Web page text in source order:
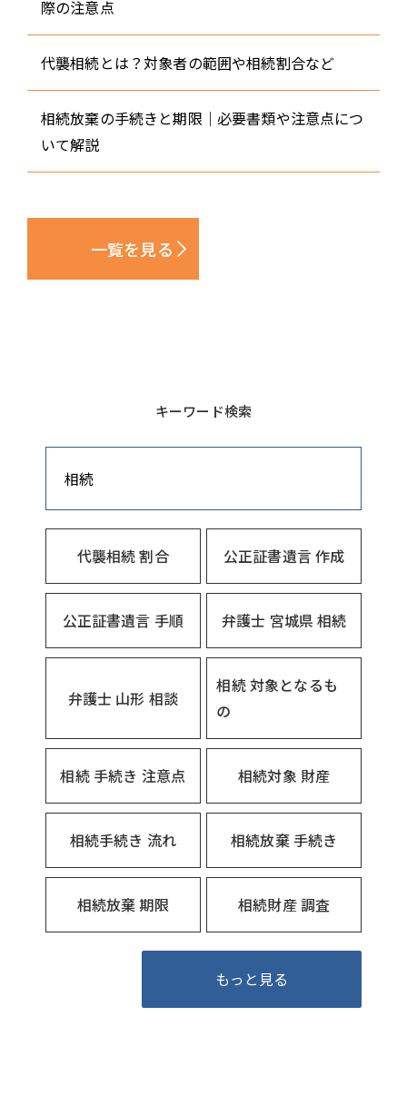
際の注意点
代襲相続とは？対象者の範囲や相続割合など
相続放棄の手続きと期限｜必要書類や注意点につ
いて解説
一覧を見る
キーワード検索
相続
代襲相続 割合 公正証書遺言 作成
公正証書遺言 手順 弁護士 宮城県 相続
弁護士 山形 相談
相続 対象となるも
の
相続 手続き 注意点 相続対象 財産
相続手続き 流れ 相続放棄 手続き
相続放棄 期限 相続財産 調査
もっと見る